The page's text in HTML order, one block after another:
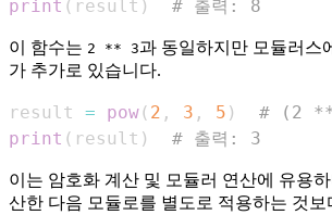
print ( result ) # 출력: 8
이 함수는 2 ** 3과 동일하지만 모듈러스
가 추가로 있습니다.
result = pow( 2 , 3 , 5 )
# (2 **
print ( result ) # 출력: 3
이는 암호화 계산 및 모듈러 연산에 유용
산한 다음 모듈로를 별도로 적용하는 것보